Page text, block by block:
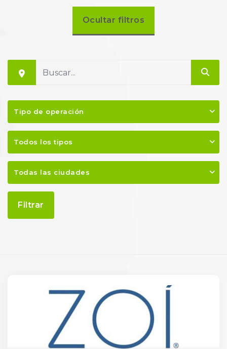
Ocultar filtros
Tipo de operación
Todos los tipos
Todas las ciudades
Filtrar